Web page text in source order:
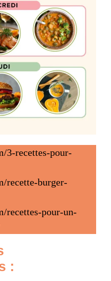
3-recettes-pour-
recette-burger-
recettes-pour-un-
: